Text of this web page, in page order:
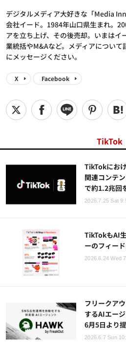
デジタルメディア大好きな「Media
会社イード。1984年山口県生まれ。
アを立ち上げ、その後売却。いまはイ
業統括やM&Aなど。メディアについ
にメッセージください。
X Facebook
TikTok
TikTokにお
関連コンテ
で約1.2兆回
2026.7.25 Sat
TikTokもAI
ーのフィー
2026.6.24 Wed
フリークア
するAIエー
6月5日より
2026.6.7 Sun